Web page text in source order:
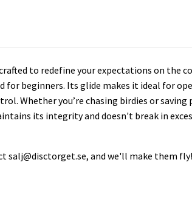
to redefine your expectations on the
for beginners. Its glide makes it ideal for
Whether you’re chasing birdies or saving
its integrity and doesn't break in
salj@disctorget.se, and we'll make them fly!